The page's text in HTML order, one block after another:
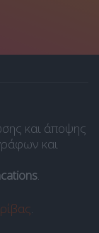
και άποψης
και
.
.